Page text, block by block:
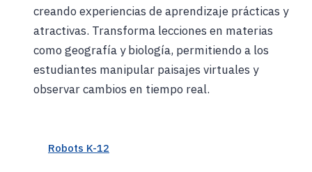
creando experiencias de aprendizaje prácticas y
atractivas. Transforma lecciones en materias
como geografía y biología, permitiendo a los
estudiantes manipular paisajes virtuales y
observar cambios en tiempo real.
Robots K-12